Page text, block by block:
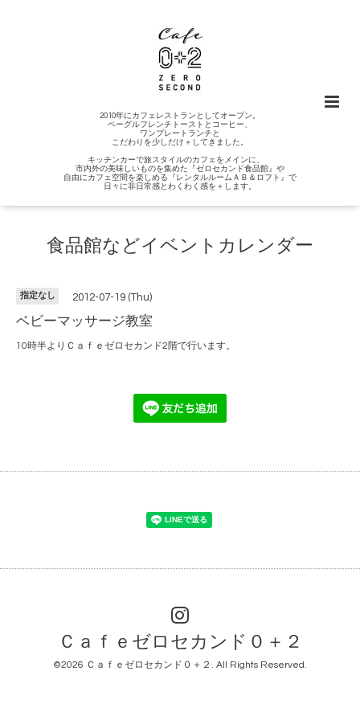
2010年にカフェレストランとしてオープン。
ベーグルフレンチトーストとコーヒー、
ワンプレートランチと
こだわりを少しだけ＋してきました。
キッチンカーで旅スタイルのカフェをメインに、
市内外の美味しいものを集めた『ゼロセカンド食品館』や
自由にカフェ空間を楽しめる『レンタルルームＡＢ＆ロフト』で
日々に非日常感とわくわく感を＋します。
食品館などイベントカレンダー
指定なし 2012-07-19 (Thu)
ベビーマッサージ教室
10時半よりＣａｆｅゼロセカンド2階で行います。
Ｃａｆｅゼロセカンド０＋２
©2026 Ｃａｆｅゼロセカンド０＋２ . All Rights Reserved.